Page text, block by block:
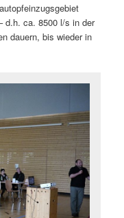
d.h. ca. 8500 l/s in der
dauern, bis wieder in